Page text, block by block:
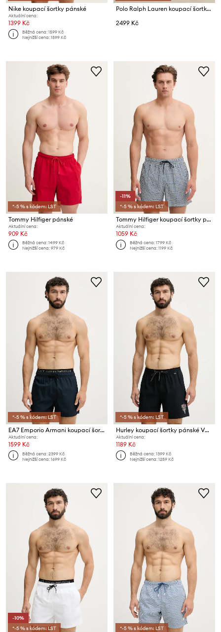
Nike koupací šortky pánské
Aktuální cena:
1399 Kč
Běžná cena:1599 Kč
Nejnižší cena:1599 Kč
Polo Ralph Lauren koupací šortky pánské
2499 Kč
*-5 % s kódem: LST
Tommy Hilfiger pánské
Aktuální cena:
909 Kč
Běžná cena:1499 Kč
Nejnižší cena:979 Kč
-11%
*-5 % s kódem: LST
Tommy Hilfiger koupací šortky pánské
Aktuální cena:
1059 Kč
Běžná cena:1799 Kč
Nejnižší cena:1199 Kč
*-5 % s kódem: LST
EA7 Emporio Armani koupací šortky pánské
Aktuální cena:
1599 Kč
Běžná cena:2399 Kč
Nejnižší cena:1699 Kč
*-5 % s kódem: LST
Hurley koupací šortky pánské VOLLEY FLEX
Aktuální cena:
1189 Kč
Běžná cena:1399 Kč
Nejnižší cena:1259 Kč
-10%
*-5 % s kódem: LST
*-5 % s kódem: LST